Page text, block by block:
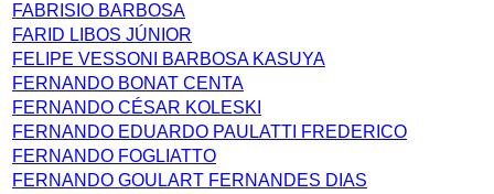
FABRISIO BARBOSA
FARID LIBOS JÚNIOR
FELIPE VESSONI BARBOSA KASUYA
FERNANDO BONAT CENTA
FERNANDO CÉSAR KOLESKI
FERNANDO EDUARDO PAULATTI FREDERICO
FERNANDO FOGLIATTO
FERNANDO GOULART FERNANDES DIAS